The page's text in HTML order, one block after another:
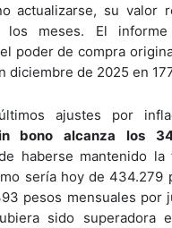
actualizarse, su valor
los meses. El
poder de compra
diciembre de 2025 en
ajustes por
bono alcanza los
haberse mantenido
sería hoy de 434.279
pesos mensuales por
sido superadora